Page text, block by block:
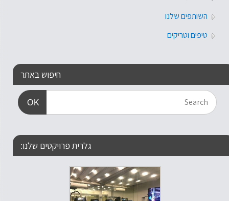
השותפים שלנו
טיפים וטריקים
חיפוש באתר
OK
גלרית פרויקטים שלנו: